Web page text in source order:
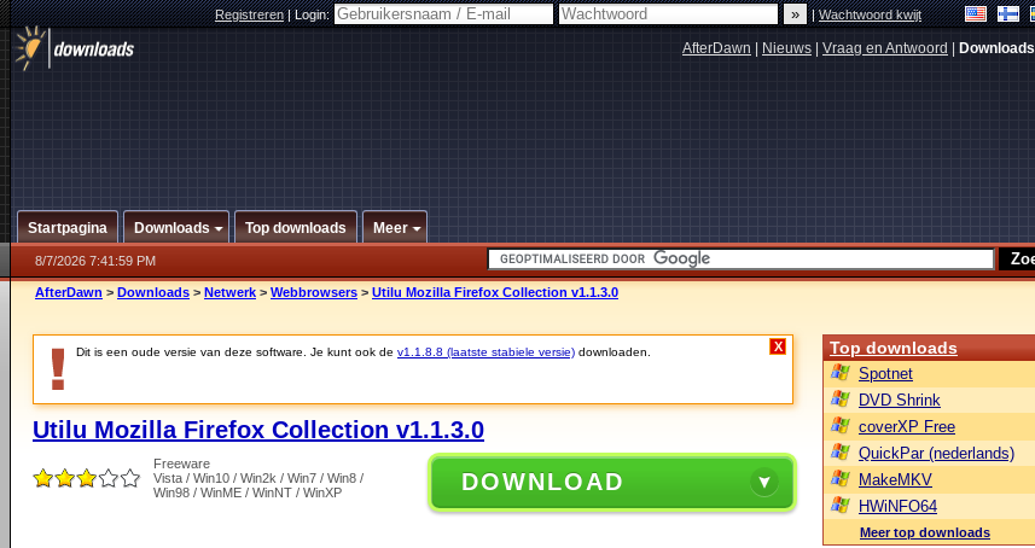
Registreren|Login: |Wachtwoord kwijt
AfterDawn Nieuws Vraag en Antwoord Downloads
Startpagina Downloads Top downloads Meer
8/7/2026 7:41:59 PM
AfterDawn > Downloads > Netwerk > Webbrowsers > Utilu Mozilla Firefox Collection v1.1.3.0
Dit is een oude versie van deze software. Je kunt ook de v1.1.8.8 (laatste stabiele versie) downloaden. X
Utilu Mozilla Firefox Collection v1.1.3.0
Freeware
Vista / Win10 / Win2k / Win7 / Win8 /
Win98 / WinME / WinNT / WinXP
DOWNLOAD
Top downloads
Spotnet
DVD Shrink
coverXP Free
QuickPar (nederlands)
MakeMKV
HWiNFO64
Meer top downloads